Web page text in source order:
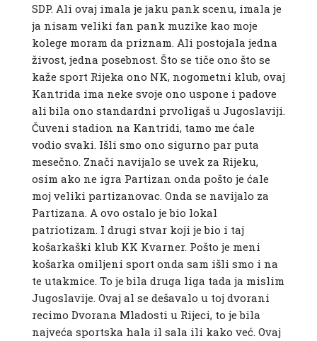
SDP. Ali ovaj imala je jaku pank scenu, imala je
ja nisam veliki fan pank muzike kao moje
kolege moram da priznam. Ali postojala jedna
živost, jedna posebnost. Što se tiče ono što se
kaže sport Rijeka ono NK, nogometni klub, ovaj
Kantrida ima neke svoje ono uspone i padove
ali bila ono standardni prvoligaš u Jugoslaviji.
Čuveni stadion na Kantridi, tamo me ćale
vodio svaki. Išli smo ono sigurno par puta
mesečno. Znači navijalo se uvek za Rijeku,
osim ako ne igra Partizan onda pošto je ćale
moj veliki partizanovac. Onda se navijalo za
Partizana. A ovo ostalo je bio lokal
patriotizam. I drugi stvar koji je bio i taj
košarkaški klub KK Kvarner. Pošto je meni
košarka omiljeni sport onda sam išli smo i na
te utakmice. To je bila druga liga tada ja mislim
Jugoslavije. Ovaj al se dešavalo u toj dvorani
recimo Dvorana Mladosti u Rijeci, to je bila
najveća sportska hala il sala ili kako već. Ovaj